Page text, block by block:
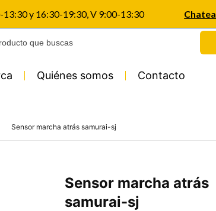
13:30 y 16:30-19:30, V 9:00-13:30 Chatea
Quiénes somos Contacto
Sensor marcha atrás samurai-sj
Sensor marcha atrás
samurai-sj